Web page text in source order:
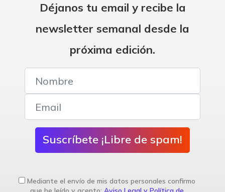
Déjanos tu email y recibe la
newsletter semanal desde la
próxima edición.
Suscríbete ¡Libre de spam!
Mediante el envío de mis datos personales confirmo